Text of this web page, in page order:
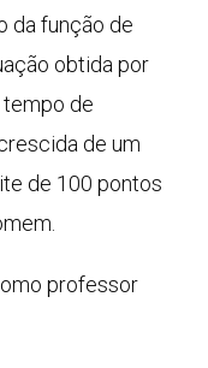
da função de
obtida por
de
de um
de 100 pontos
professor